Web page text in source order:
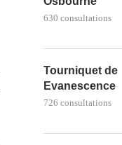
630 consultations
Tourniquet de
Evanescence
726 consultations